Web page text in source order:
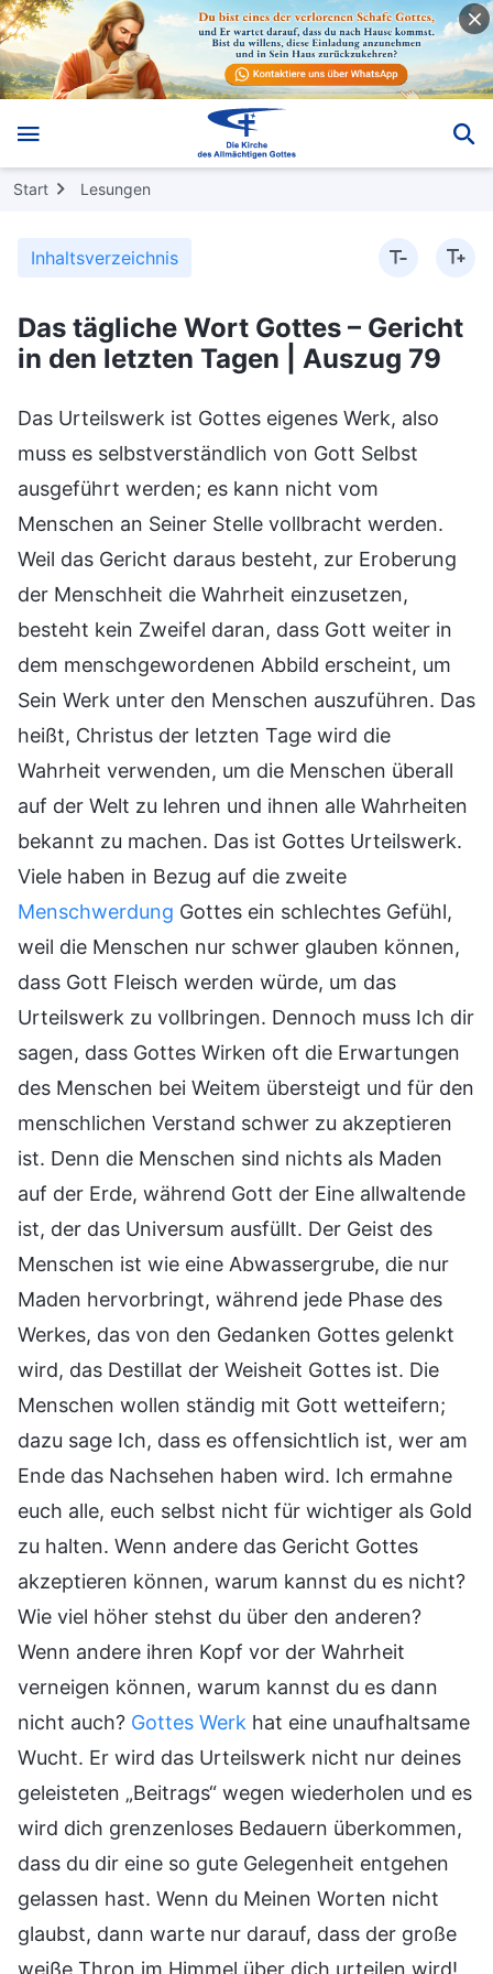
Start Lesungen
Inhaltsverzeichnis
Das tägliche Wort Gottes – Gericht
in den letzten Tagen | Auszug 79
Das Urteilswerk ist Gottes eigenes Werk, also
muss es selbstverständlich von Gott Selbst
ausgeführt werden; es kann nicht vom
Menschen an Seiner Stelle vollbracht werden.
Weil das Gericht daraus besteht, zur Eroberung
der Menschheit die Wahrheit einzusetzen,
besteht kein Zweifel daran, dass Gott weiter in
dem menschgewordenen Abbild erscheint, um
Sein Werk unter den Menschen auszuführen. Das
heißt, Christus der letzten Tage wird die
Wahrheit verwenden, um die Menschen überall
auf der Welt zu lehren und ihnen alle Wahrheiten
bekannt zu machen. Das ist Gottes Urteilswerk.
Viele haben in Bezug auf die zweite
Menschwerdung Gottes ein schlechtes Gefühl,
weil die Menschen nur schwer glauben können,
dass Gott Fleisch werden würde, um das
Urteilswerk zu vollbringen. Dennoch muss Ich dir
sagen, dass Gottes Wirken oft die Erwartungen
des Menschen bei Weitem übersteigt und für den
menschlichen Verstand schwer zu akzeptieren
ist. Denn die Menschen sind nichts als Maden
auf der Erde, während Gott der Eine allwaltende
ist, der das Universum ausfüllt. Der Geist des
Menschen ist wie eine Abwassergrube, die nur
Maden hervorbringt, während jede Phase des
Werkes, das von den Gedanken Gottes gelenkt
wird, das Destillat der Weisheit Gottes ist. Die
Menschen wollen ständig mit Gott wetteifern;
dazu sage Ich, dass es offensichtlich ist, wer am
Ende das Nachsehen haben wird. Ich ermahne
euch alle, euch selbst nicht für wichtiger als Gold
zu halten. Wenn andere das Gericht Gottes
akzeptieren können, warum kannst du es nicht?
Wie viel höher stehst du über den anderen?
Wenn andere ihren Kopf vor der Wahrheit
verneigen können, warum kannst du es dann
nicht auch? Gottes Werk hat eine unaufhaltsame
Wucht. Er wird das Urteilswerk nicht nur deines
geleisteten „Beitrags“ wegen wiederholen und es
wird dich grenzenloses Bedauern überkommen,
dass du dir eine so gute Gelegenheit entgehen
gelassen hast. Wenn du Meinen Worten nicht
glaubst, dann warte nur darauf, dass der große
weiße Thron im Himmel über dich urteilen wird!